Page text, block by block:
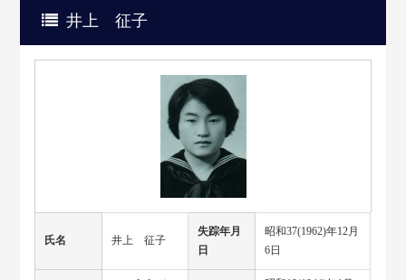
井上 征子
氏名 井上 征子
失踪年月
日
昭和37(1962)年12月
6日